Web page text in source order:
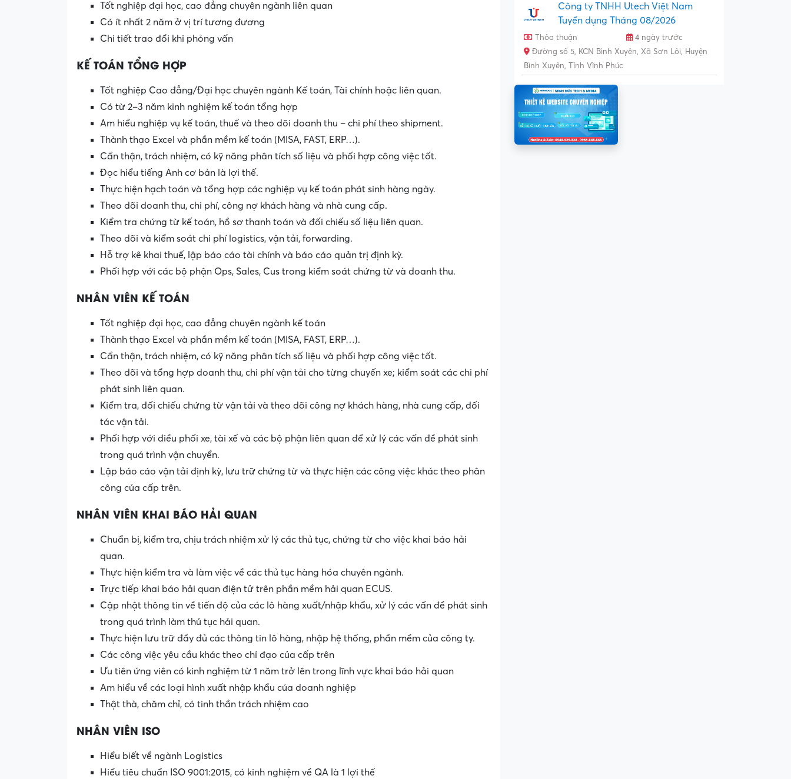
Tốt nghiệp đại học, cao đẳng chuyên ngành liên quan
Có ít nhất 2 năm ở vị trí tương đương
Chi tiết trao đổi khi phỏng vấn
KẾ TOÁN TỔNG HỢP
Tốt nghiệp Cao đẳng/Đại học chuyên ngành Kế toán, Tài chính hoặc liên quan.
Có từ 2–3 năm kinh nghiệm kế toán tổng hợp
Am hiểu nghiệp vụ kế toán, thuế và theo dõi doanh thu – chi phí theo shipment.
Thành thạo Excel và phần mềm kế toán (MISA, FAST, ERP…).
Cẩn thận, trách nhiệm, có kỹ năng phân tích số liệu và phối hợp công việc tốt.
Đọc hiểu tiếng Anh cơ bản là lợi thế.
Thực hiện hạch toán và tổng hợp các nghiệp vụ kế toán phát sinh hàng ngày.
Theo dõi doanh thu, chi phí, công nợ khách hàng và nhà cung cấp.
Kiểm tra chứng từ kế toán, hồ sơ thanh toán và đối chiếu số liệu liên quan.
Theo dõi và kiểm soát chi phí logistics, vận tải, forwarding.
Hỗ trợ kê khai thuế, lập báo cáo tài chính và báo cáo quản trị định kỳ.
Phối hợp với các bộ phận Ops, Sales, Cus trong kiểm soát chứng từ và doanh thu.
NHÂN VIÊN KẾ TOÁN
Tốt nghiệp đại học, cao đẳng chuyên ngành kế toán
Thành thạo Excel và phần mềm kế toán (MISA, FAST, ERP…).
Cẩn thận, trách nhiệm, có kỹ năng phân tích số liệu và phối hợp công việc tốt.
Theo dõi và tổng hợp doanh thu, chi phí vận tải cho từng chuyến xe; kiểm soát các chi phí
phát sinh liên quan.
Kiểm tra, đối chiếu chứng từ vận tải và theo dõi công nợ khách hàng, nhà cung cấp, đối
tác vận tải.
Phối hợp với điều phối xe, tài xế và các bộ phận liên quan để xử lý các vấn đề phát sinh
trong quá trình vận chuyển.
Lập báo cáo vận tải định kỳ, lưu trữ chứng từ và thực hiện các công việc khác theo phân
công của cấp trên.
NHÂN VIÊN KHAI BÁO HẢI QUAN
Chuẩn bị, kiểm tra, chịu trách nhiệm xử lý các thủ tục, chứng từ cho việc khai báo hải
quan.
Thực hiện kiểm tra và làm việc về các thủ tục hàng hóa chuyên ngành.
Trực tiếp khai báo hải quan điện tử trên phần mềm hải quan ECUS.
Cập nhật thông tin về tiến độ của các lô hàng xuất/nhập khẩu, xử lý các vấn đề phát sinh
trong quá trình làm thủ tục hải quan.
Thực hiện lưu trữ đầy đủ các thông tin lô hàng, nhập hệ thống, phần mềm của công ty.
Các công việc yêu cầu khác theo chỉ đạo của cấp trên
Ưu tiên ứng viên có kinh nghiệm từ 1 năm trở lên trong lĩnh vực khai báo hải quan
Am hiểu về các loại hình xuất nhập khẩu của doanh nghiệp
Thật thà, chăm chỉ, có tinh thần trách nhiệm cao
NHÂN VIÊN ISO
Hiểu biết về ngành Logistics
Hiểu tiêu chuẩn ISO 9001:2015, có kinh nghiệm về QA là 1 lợi thế
Công ty TNHH Utech Việt Nam
Tuyển dụng Tháng 08/2026
Thỏa thuận
4 ngày trước
Đường số 5, KCN Bình Xuyên, Xã Sơn Lôi, Huyện
Bình Xuyên, Tỉnh Vĩnh Phúc